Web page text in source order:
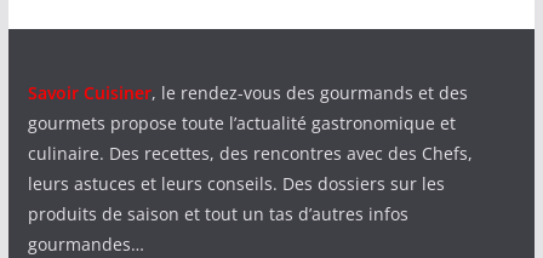
Savoir Cuisiner, le rendez-vous des gourmands et des
gourmets propose toute l’actualité gastronomique et
culinaire. Des recettes, des rencontres avec des Chefs,
leurs astuces et leurs conseils. Des dossiers sur les
produits de saison et tout un tas d’autres infos
gourmandes…